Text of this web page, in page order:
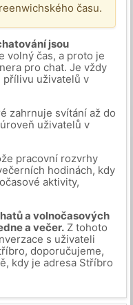
času.
jsou
volný čas, a proto je
pro chat. Je vždy
uživatelů v
zahrnuje svítání až do
uživatelů v
pracovní rozvrhy
hodinách, kdy
aktivity,
a volnočasových
a večer.Z tohoto
s uživateli
doporučujeme,
kdy je adresa Stříbro